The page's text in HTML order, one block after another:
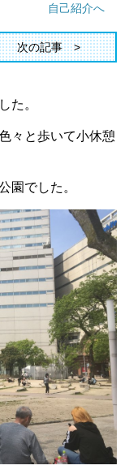
自己紹介へ
次の記事
た。
々と歩いて小休憩
園でした。